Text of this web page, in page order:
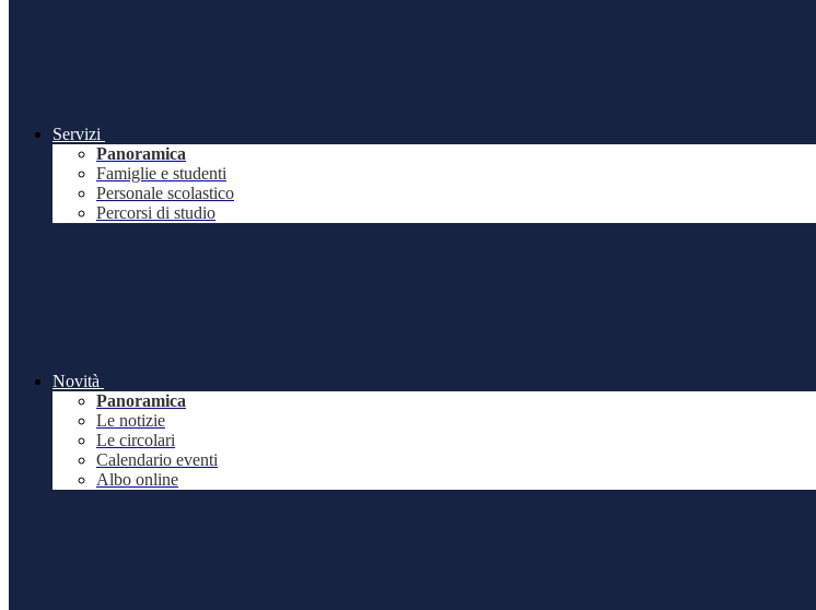
Servizi
Panoramica
Famiglie e studenti
Personale scolastico
Percorsi di studio
Novità
Panoramica
Le notizie
Le circolari
Calendario eventi
Albo online